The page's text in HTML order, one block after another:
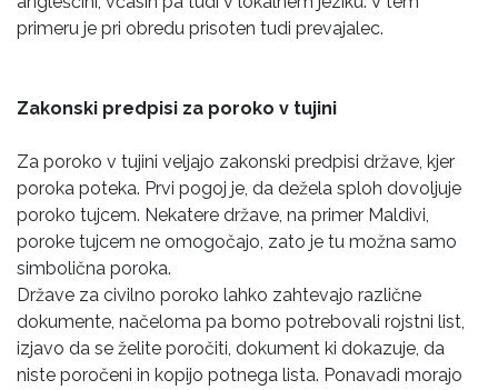
primeru je pri obredu prisoten tudi prevajalec.
Zakonski predpisi za poroko v tujini
Za poroko v tujini veljajo zakonski predpisi države, kjer
poroka poteka. Prvi pogoj je, da dežela sploh dovoljuje
poroko tujcem. Nekatere države, na primer Maldivi,
poroke tujcem ne omogočajo, zato je tu možna samo
simbolična poroka.
Države za civilno poroko lahko zahtevajo različne
dokumente, načeloma pa bomo potrebovali rojstni list,
izjavo da se želite poročiti, dokument ki dokazuje, da
niste poročeni in kopijo potnega lista. Ponavadi morajo